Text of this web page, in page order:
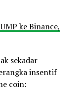
ke Binance,
sekadar
insentif
coin: